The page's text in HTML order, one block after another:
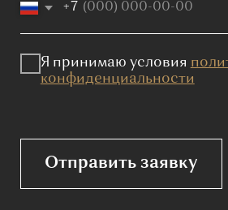
Каталог
Сайт не является публичной офертой, определяемой
напрямую от производителя
Политика конфиденциальности